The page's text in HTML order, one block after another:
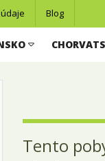
Blog
Tento